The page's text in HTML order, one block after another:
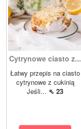
Cytrynowe ciasto z...
Łatwy przepis na ciasto
cytrynowe z cukinią
Jeśli... ⇖ 23